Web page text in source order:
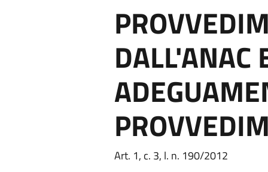
DALL'ANAC
Art. 1, c. 3, l. n. 190/2012